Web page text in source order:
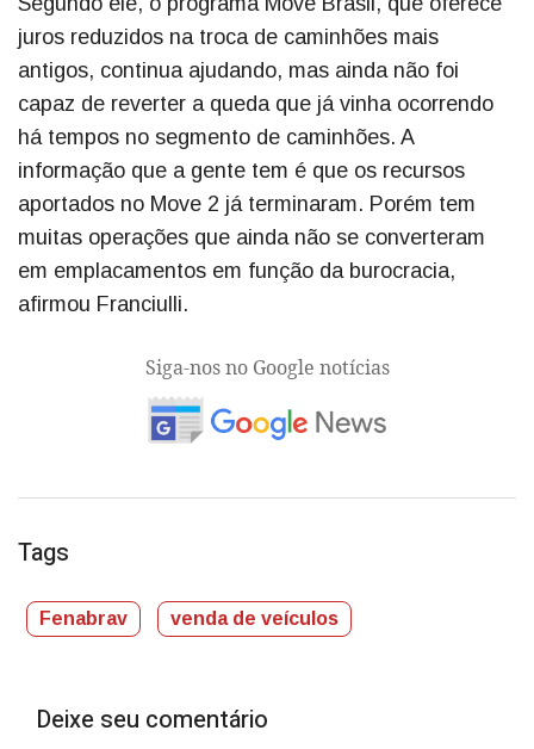
juros reduzidos na troca de caminhões mais
antigos, continua ajudando, mas ainda não foi
capaz de reverter a queda que já vinha ocorrendo
há tempos no segmento de caminhões. A
informação que a gente tem é que os recursos
aportados no Move 2 já terminaram. Porém tem
muitas operações que ainda não se converteram
em emplacamentos em função da burocracia,
afirmou Franciulli.
Siga-nos no Google notícias
Tags
Fenabrav venda de veículos
Deixe seu comentário